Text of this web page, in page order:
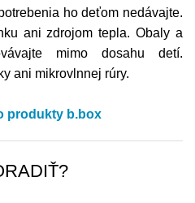
ho deťom nedávajte.
ani zdrojom tepla. Obaly a
mimo dosahu detí.
ani mikrovlnnej rúry.
produkty b.box